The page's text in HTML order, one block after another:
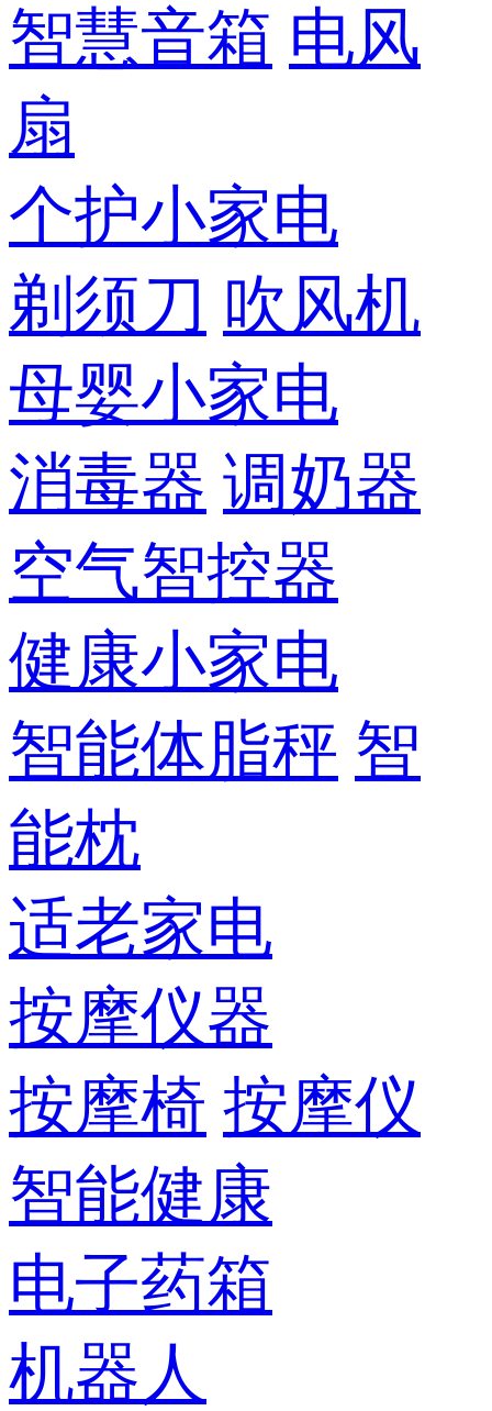
智慧音箱 电风
扇
个护小家电
剃须刀 吹风机
母婴小家电
消毒器 调奶器
空气智控器
健康小家电
智能体脂秤 智
能枕
适老家电
按摩仪器
按摩椅 按摩仪
智能健康
电子药箱
机器人